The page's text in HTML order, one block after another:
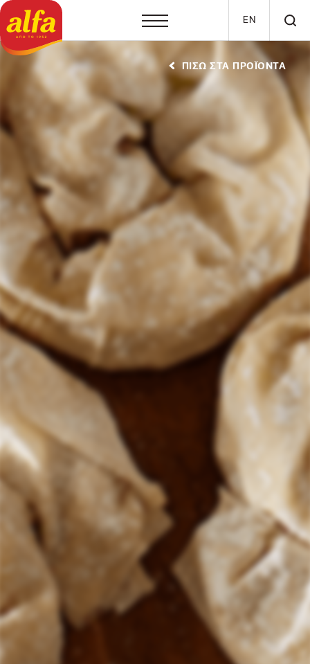
Παράκαμψη προς το κυρίως περιεχόμενο
EN
ΠΙΣΩ ΣΤΑ ΠΡΟΪΟΝΤΑ